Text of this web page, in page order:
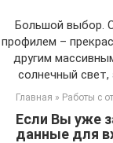
Большой выбор.
профилем –
другим
солнечный
Главная » Работы с
Если Вы уже
данные для